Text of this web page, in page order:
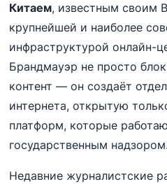
Китаем, известным своим
крупнейшей и наиболее
инфраструктурой онлайн-
Брандмауэр не просто
контент — он создаёт
интернета, открытую
платформ, которые
государственным надзором.
Недавние журналистские